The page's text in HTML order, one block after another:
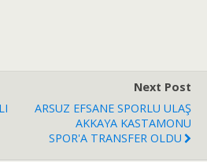
Next Post
ARSUZ EFSANE SPORLU ULAŞ
AKKAYA KASTAMONU
SPOR'A TRANSFER OLDU